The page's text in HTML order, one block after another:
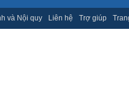
và Nội quy Liên hệ Trợ giúp